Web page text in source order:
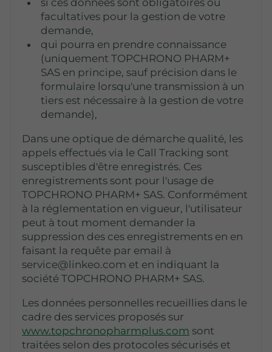
facultatives pour la gestion de votre
demande,
qui pourra en prendre connaissance
(uniquement TOPCHRONO PHARM+
SAS en principe, sauf précision dans le
formulaire lorsqu'une transmission à un
tiers est nécessaire à la gestion de votre
demande),
Dans une optique de démarche qualité, les
appels effectués via le Call Tracking sont
susceptibles d'être enregistrés. Ces
enregistrements sont pour l'usage de
TOPCHRONO PHARM+ SAS. Conformément
à la réglementation en vigueur, l'utilisateur
peut à tout moment demander la
suppression des ces enregistrements en en
faisant la requête par email à
service@linkeo.com et en indiquant la
société TOPCHRONO PHARM+ SAS.
Les données personnelles recueillies dans le
cadre des services proposés sur
www.topchronopharmplus.com sont
traitées selon des protocoles sécurisés et